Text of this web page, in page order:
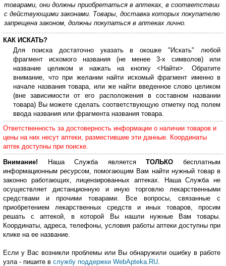
товарами, они должны приобретаться в аптеках, в соответствии
с действующими законами. Товары, доставка которых покупателю
запрещена законом, должны покупаться в аптеках лично.
КАК ИСКАТЬ?
Для поиска достаточно указать в окошке "Искать" любой
фрагмент искомого названия (не менее 3-х символов) или
название целиком и нажать на кнопку <Найти>. Обратите
внимание, что при желании найти искомый фрагмент именно в
начале названия товара, или же найти введенное слово целиком
(вне зависимости от его расположения в составном названии
товара) Вы можете сделать соответствующую отметку под полем
ввода названия или фрагмента названия товара.
Ответственность за достоверность информации о наличии товаров и
цены на них несут аптеки, разместившие эти данные. Координаты
аптек доступны при поиске.
Внимание! Наша Служба являетсяТОЛЬКО бесплатным
информационным ресурсом, помогающим Вам найти нужный товар в
законно работающих, лицензированных аптеках. Наша Служба не
осуществляет дистанционную и иную торговлю лекарственными
средствами и прочими товарами. Все вопросы, связанные с
приобретением лекарственных средств и иных товаров, просим
решать с аптекой, в которой Вы нашли нужные Вам товары.
Координаты, адреса, телефоны, условия работы аптеки доступны при
клике на ее название.
Если у Вас возникли проблемы или Вы обнаружили ошибку в работе
узла - пишите в службу поддержки WebApteka.RU